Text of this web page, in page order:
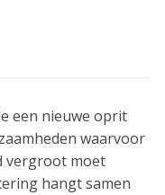
een nieuwe oprit
waarvoor
vergroot moet
hangt samen